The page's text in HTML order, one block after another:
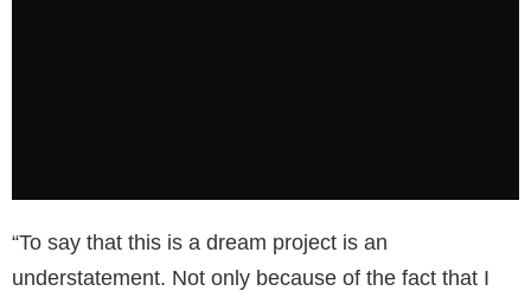
“To say that this is a dream project is an
understatement. Not only because of the fact that I